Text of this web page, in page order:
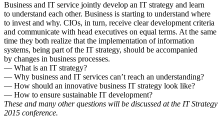
Business and IT service jointly develop an IT strategy and learn
to understand each other. Business is starting to understand where
to invest and why. CIOs, in turn, receive clear development criteria
and communicate with head executives on equal terms. At the same
time they both realize that the implementation of information
systems, being part of the IT strategy, should be accompanied
by changes in business processes.
— What is an IT strategy?
— Why business and IT services can’t reach an understanding?
— How should an innovative business IT strategy look like?
— How to ensure sustainable IT development?
These and many other questions will be discussed at the IT Strategy
2015 conference.